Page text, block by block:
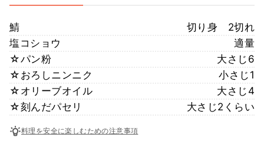
鯖
切り身 2切れ
塩コショウ
適量
☆パン粉
大さじ6
☆おろしニンニク
小さじ1
☆オリーブオイル
大さじ4
☆刻んだパセリ
大さじ2くらい
料理を安全に楽しむための注意事項